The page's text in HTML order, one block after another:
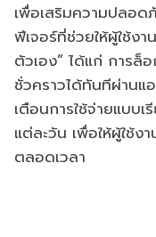
เพื่อเสริมความปลอด
ฟีเจอร์ที่ช่วยให้ผู้ใช้ง
ตัวเอง” ได้แก่ การล็
ชั่วคราวได้ทันทีผ่านแ
เตือนการใช้จ่ายแบบเ
แต่ละวัน เพื่อให้ผู้ใช้
ตลอดเวลา